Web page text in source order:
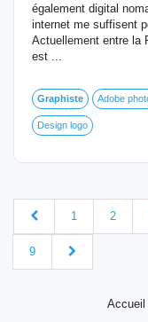
également digital
internet me suffisent
Actuellement entre la
est ...
Graphiste Adobe
Design logo
1 2
9
Accueil